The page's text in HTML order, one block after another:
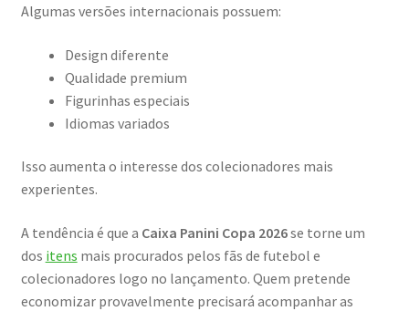
Algumas versões internacionais possuem:
Design diferente
Qualidade premium
Figurinhas especiais
Idiomas variados
Isso aumenta o interesse dos colecionadores mais
experientes.
A tendência é que a Caixa Panini Copa 2026se torne um
dos itens mais procurados pelos fãs de futebol e
colecionadores logo no lançamento. Quem pretende
economizar provavelmente precisará acompanhar as